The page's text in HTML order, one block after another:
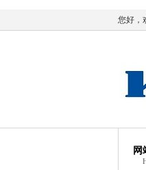
您好，
网